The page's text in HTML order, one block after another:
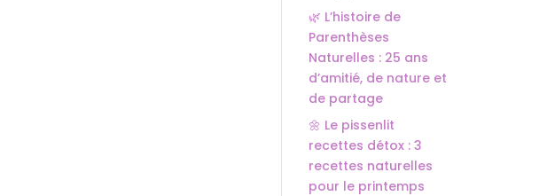
🌿 L’histoire de
Parenthèses
Naturelles : 25 ans
d’amitié, de nature et
de partage
🌼 Le pissenlit
recettes détox : 3
recettes naturelles
pour le printemps